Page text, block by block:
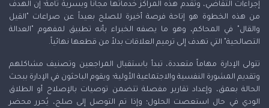
إجراءات التقاضي، وتقدم هذه المراكز خدماتها مجاناً وبسرية تامة؛ إن الهدف
من هذه الخطوة هو إتاحة فرصة أخيرة للصلح بعيداً عن صراعات "القيل
والقال" في المحاكم، وهو ما يصفه الخبراء بأنه تطبيق لمفهوم "العدالة
التصالحية" التي تهدف إلى ترميم العلاقات بدلاً من قطعها نهائياً.
تتولى الإدارة مهاماً متعددة، تبدأ باستقبال المراجعين وتصنيف مشاكلهم
وتقديم المشورة النفسية والاجتماعية الأولية؛ ويقوم الباحثون في الإدارة ببحث
الحالة بعمق، وإعداد تقارير مفصلة تتضمن توصيات بالإصلاح أو الطلاق
الودي في حال استعصت الحلول؛ وإذا تم التوصل إلى صلح، يُحرر محضر